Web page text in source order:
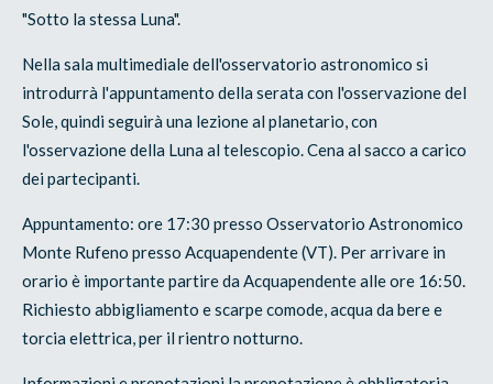
"Sotto la stessa Luna".
Nella sala multimediale dell'osservatorio astronomico si
introdurrà l'appuntamento della serata con l'osservazione del
Sole, quindi seguirà una lezione al planetario, con
l'osservazione della Luna al telescopio. Cena al sacco a carico
dei partecipanti.
Appuntamento: ore 17:30 presso Osservatorio Astronomico
Monte Rufeno presso Acquapendente (VT). Per arrivare in
orario è importante partire da Acquapendente alle ore 16:50.
Richiesto abbigliamento e scarpe comode, acqua da bere e
torcia elettrica, per il rientro notturno.